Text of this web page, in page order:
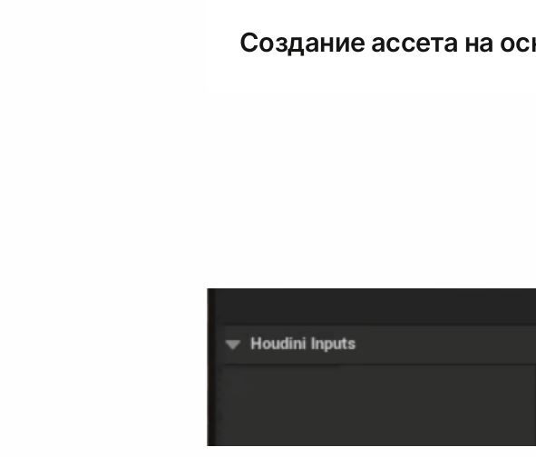
Создание ассета на